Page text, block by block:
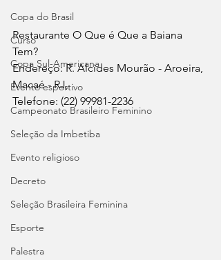
Copa do Brasil
Curso
Copa Sul-Americana
Evento esportivo
Campeonato Brasileiro Feminino
Seleção da Imbetiba
Evento religioso
Decreto
Seleção Brasileira Feminina
Esporte
Palestra
Restaurante O Que é Que a Baiana
Tem?
Endereço: R. Alcides Mourão - Aroeira,
Macaé - RJ,
Telefone: (22) 99981-2236